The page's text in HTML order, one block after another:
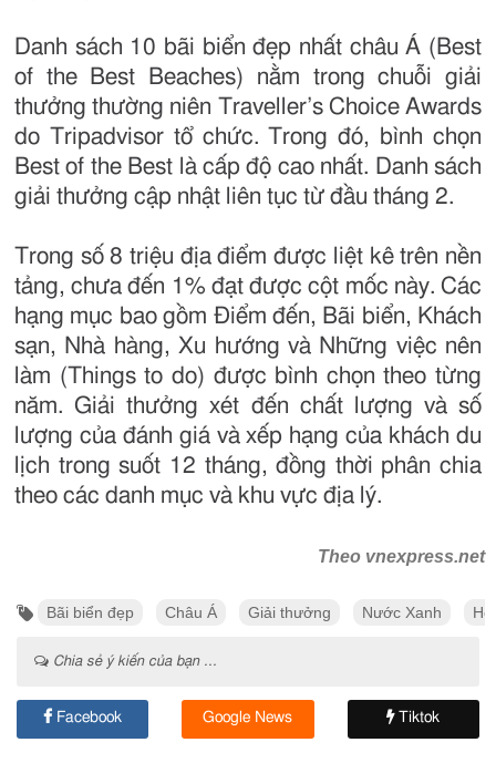
Danh sách 10 bãi biển đẹp nhất châu Á (Best
of the Best Beaches) nằm trong chuỗi giải
thưởng thường niên Traveller’s Choice Awards
do Tripadvisor tổ chức. Trong đó, bình chọn
Best of the Best là cấp độ cao nhất. Danh sách
giải thưởng cập nhật liên tục từ đầu tháng 2.
Trong số 8 triệu địa điểm được liệt kê trên nền
tảng, chưa đến 1% đạt được cột mốc này. Các
hạng mục bao gồm Điểm đến, Bãi biển, Khách
sạn, Nhà hàng, Xu hướng và Những việc nên
làm (Things to do) được bình chọn theo từng
năm. Giải thưởng xét đến chất lượng và số
lượng của đánh giá và xếp hạng của khách du
lịch trong suốt 12 tháng, đồng thời phân chia
theo các danh mục và khu vực địa lý.
Theo vnexpress.net
Bãi biển đẹp Châu Á Giải thưởng Nước Xanh
Chia sẻ ý kiến của bạn ...
Facebook Google News Tiktok